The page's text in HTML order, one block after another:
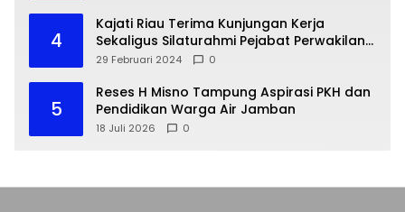
4
Kajati Riau Terima Kunjungan Kerja
Sekaligus Silaturahmi Pejabat Perwakilan
Bank Indonesia Provinsi Riau
29 Februari 2024 0
5
Reses H Misno Tampung Aspirasi PKH dan
Pendidikan Warga Air Jamban
18 Juli 2026 0